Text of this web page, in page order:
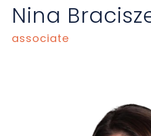
Nina
associate